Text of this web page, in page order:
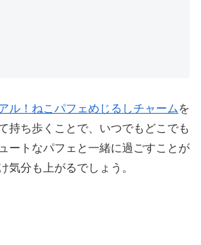
ル！ねこパフェめじるしチャーム を
持ち歩くことで、いつでもどこでも
ートなパフェと一緒に過ごすことが
気分も上がるでしょう。